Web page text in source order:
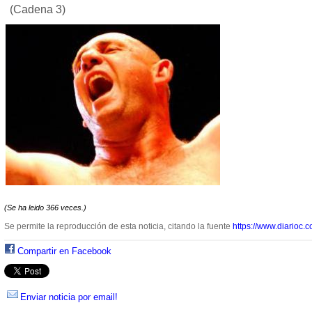
(Cadena 3)
(Se ha leido 366 veces.)
Se permite la reproducción de esta noticia, citando la fuente https://
Compartir en Facebook
Enviar noticia por email!